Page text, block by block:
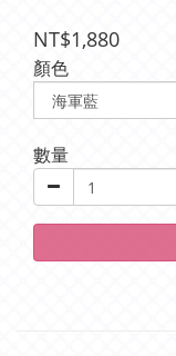
NT$1,880
顏色
數量